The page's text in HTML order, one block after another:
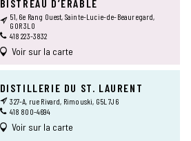
BISTREAU D’ÉRABLE
51, 6e Rang Ouest, Sainte-Lucie-de-Beauregard,
GOR 3L0
418 223-3832
Voir sur la carte
DISTILLERIE DU ST. LAURENT
327-A, rue Rivard, Rimouski, G5L 7J6
418 800-4694
Voir sur la carte